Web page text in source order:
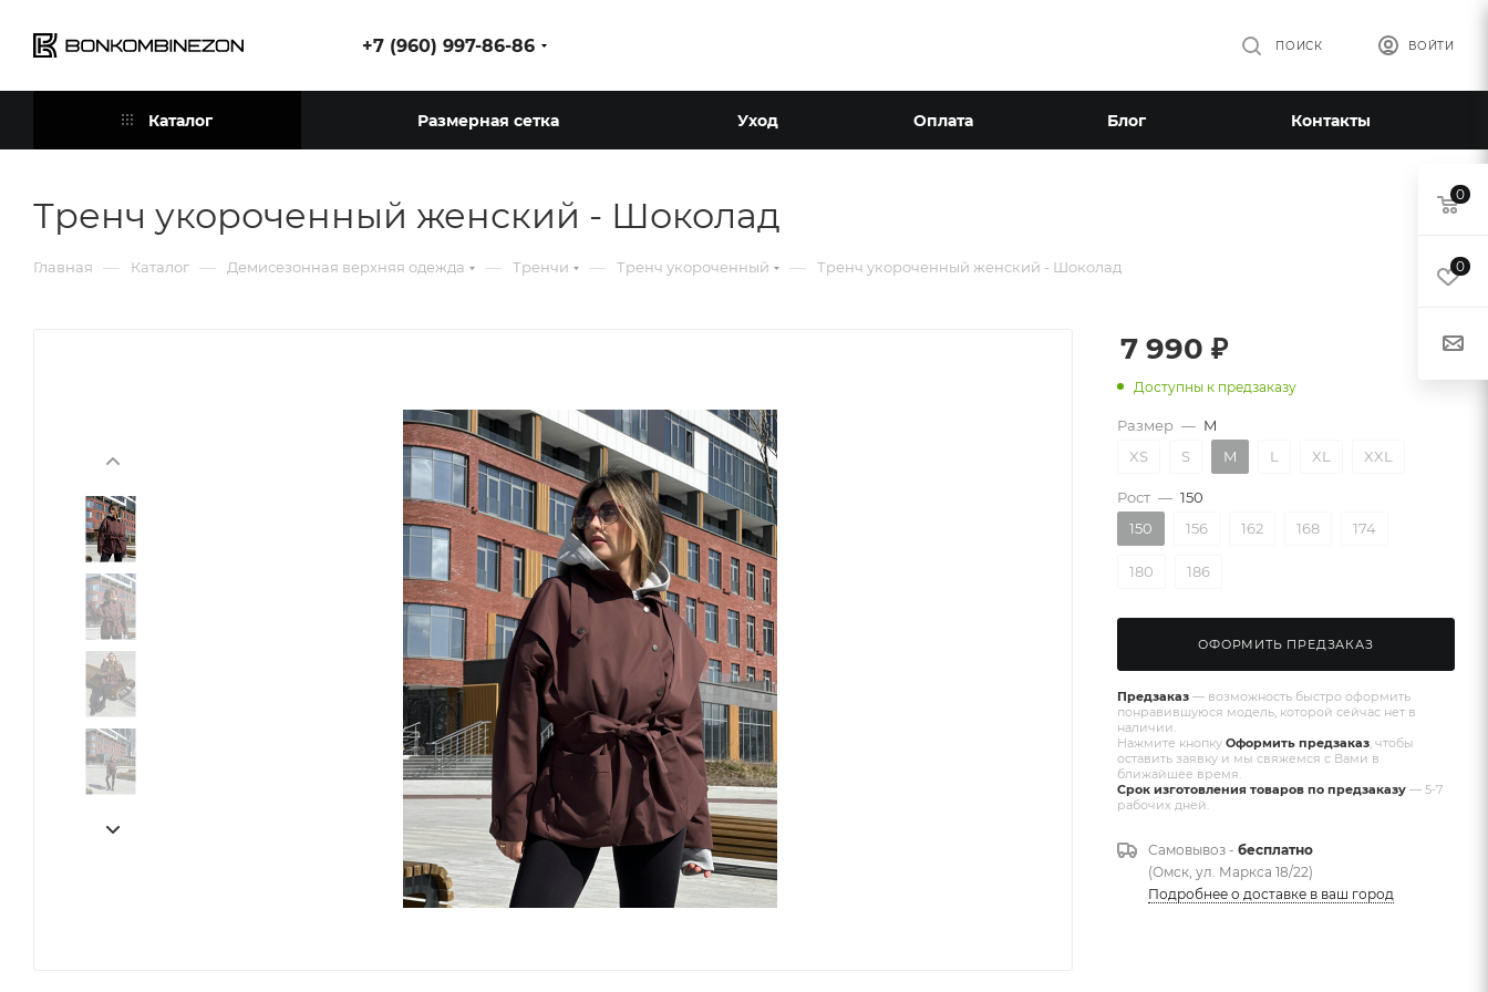
+7 (960) 997-86-86 ВОЙТИ
ПОИСК
Каталог Размерная сетка Уход Оплата Блог Контакты
Тренч укороченный женский - Шоколад
Главная — Каталог — Демисезонная верхняя одежда — Тренчи — Тренч укороченный — Тренч укороченный женский - Шоколад
7 990 ₽
Доступны к предзаказу
Размер — M
XS
S M L XL XXL
Рост — 150
150
156 162 168 174
180 186
ОФОРМИТЬ ПРЕДЗАКАЗ
Предзаказ — возможность быстро оформить
понравившуюся модель, которой сейчас нет в
наличии.
Нажмите кнопку Оформить предзаказ , чтобы
оставить заявку и мы свяжемся с Вами в
ближайшее время.
Срок изготовления товаров по предзаказу — 5-7
рабочих дней.
Самовывоз - бесплатно
(Омск, ул. Маркса 18/22)
Подробнее о доставке в ваш город
0
0